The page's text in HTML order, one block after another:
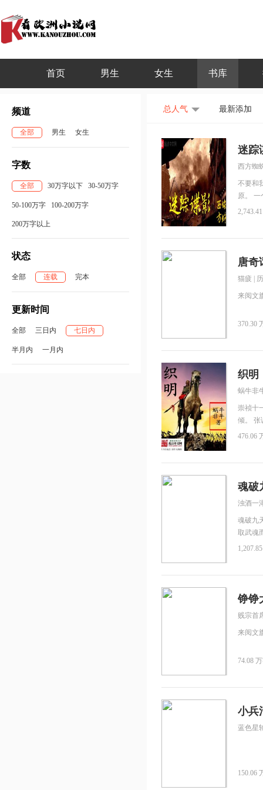
首页 男生 女生 书库
频道
全部 男生 女生
字数
全部 30万字以下 30-50万字
50-100万字 100-200万字
200万字以上
状态
全部 连载 完本
更新时间
全部 三日内 七日内
半月内 一月内
总人气 最新添加
迷踪
西方蜘
不要和
原。 一
京，成
唐奇
猫疲
来阅文
370.30
织明
蜗牛非
崇祯十
倾。 张
入寇，
476.06
魂破
浊酒一
魂破九
取武魂
别人左
无弹窗
铮铮
贱宗首
来阅文
74.08
小兵
蓝色星
150.06